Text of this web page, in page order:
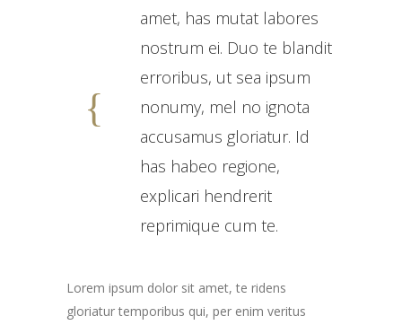
amet, has mutat labores
nostrum ei. Duo te blandit
erroribus, ut sea ipsum
nonumy, mel no ignota
accusamus gloriatur. Id
has habeo regione,
explicari hendrerit
reprimique cum te.
Lorem ipsum dolor sit amet, te ridens
gloriatur temporibus qui, per enim veritus